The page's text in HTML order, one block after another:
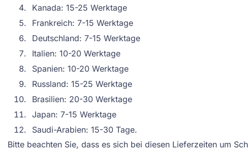
Kanada: 15-25 Werktage
Frankreich: 7-15 Werktage
Deutschland: 7-15 Werktage
Italien: 10-20 Werktage
Spanien: 10-20 Werktage
Russland: 15-25 Werktage
Brasilien: 20-30 Werktage
Japan: 7-15 Werktage
Saudi-Arabien: 15-30 Tage.
Bitte beachten Sie, dass es sich bei diesen Lieferzeiten um